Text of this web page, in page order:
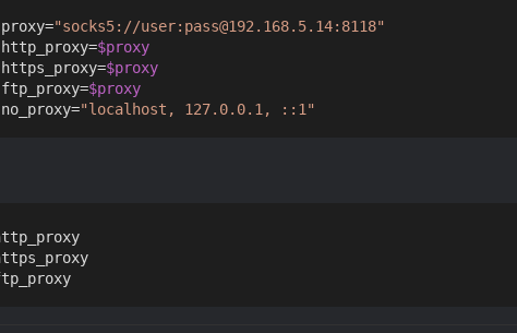
proxy="socks5://user:pass@192.168.5.14:8118"
http_proxy=$proxy
https_proxy=$proxy
ftp_proxy=$proxy
no_proxy="localhost, 127.0.0.1, ::1"